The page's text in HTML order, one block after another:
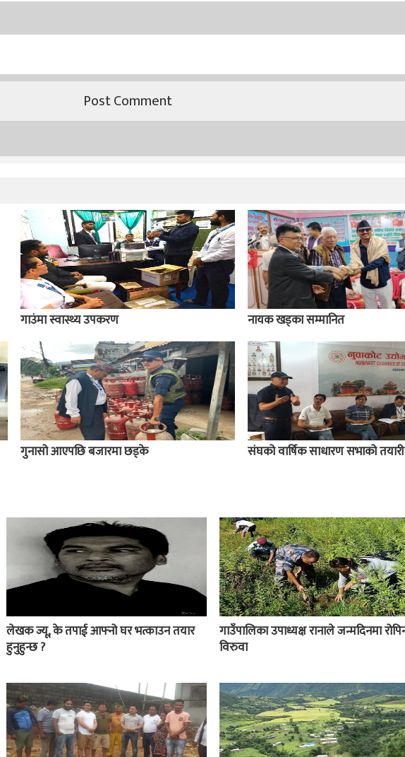
गाउंमा स्वास्थ्य उपकरण नायक खड्का सम्मानित
गुनासो आएपछि बजारमा छड्के संघको वार्षिक साधारण सभाको तयारी
लेखक ज्यू, के तपाई आफ्नो घर भत्काउन तयार
हुनुहुन्छ ?
गाउँपालिका उपाध्यक्ष रानाले जन्मदिनमा
विरुवा